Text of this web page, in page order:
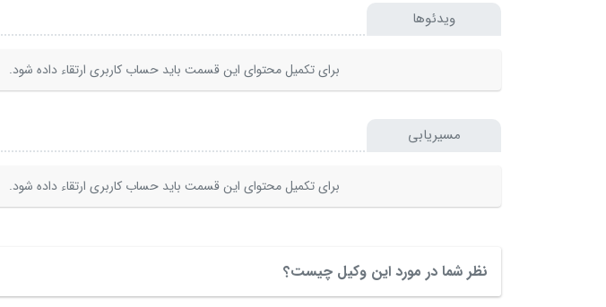
ویدئوها
برای تکمیل محتوای این قسمت باید حساب کاربری ارتقاء داده شود.
مسیریابی
برای تکمیل محتوای این قسمت باید حساب کاربری ارتقاء داده شود.
نظر شما در مورد این وکیل چیست؟